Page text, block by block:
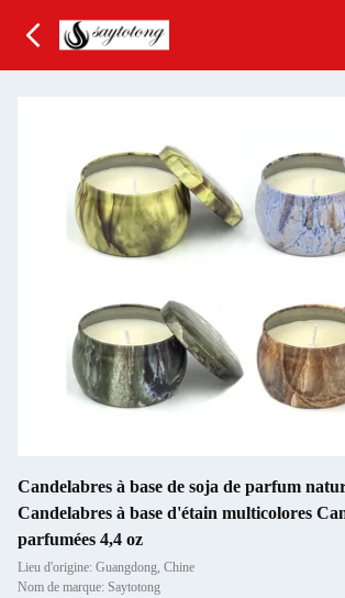
Candelabres à base de soja de parfum
Candelabres à base d'étain multicolores
parfumées 4,4 oz
Lieu d'origine: Guangdong, Chine
Nom de marque: Saytotong